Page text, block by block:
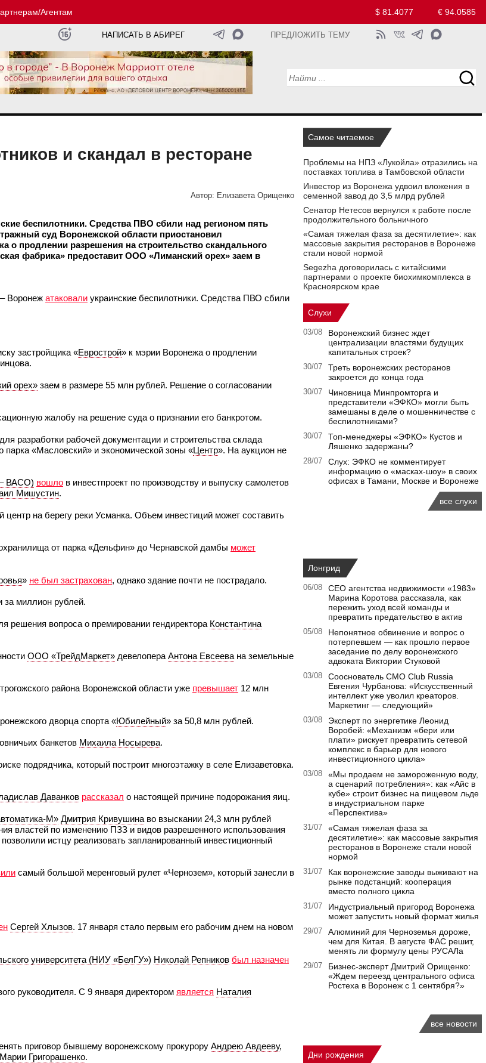
Агентам $ 81.4077 € 94.0585
НАПИСАТЬ В АБИРЕГ ПРЕДЛОЖИТЬ ТЕМУ
и скандал в ресторане
Автор: Елизавета Орищенко
беспилотники. Средства ПВО сбили над регионом пять
суд Воронежской области приостановил
о продлении разрешения на строительство скандального
фабрика» предоставит ООО «Лиманский орех» заем в
Воронеж атаковали украинские беспилотники. Средства ПВО сбили
застройщика «Еврострой» к мэрии Воронежа о продлении
орех» заем в размере 55 млн рублей. Решение о согласовании
жалобу на решение суда о признании его банкротом.
разработки рабочей документации и строительства склада
парка «Масловский» и экономической зоны «Центр». На аукцион не
ВАСО) вошло в инвестпроект по производству и выпуску самолетов
Мишустин.
центр на берегу реки Усманка. Объем инвестиций может составить
от парка «Дельфин» до Чернавской дамбы может
» не был застрахован, однако здание почти не пострадало.
за миллион рублей.
решения вопроса о премировании гендиректора Константина
ООО «ТрейдМаркет» девелопера Антона Евсеева на земельные
района Воронежской области уже превышает 12 млн
дворца спорта «Юбилейный» за 50,8 млн рублей.
банкетов Михаила Носырева.
подрядчика, который построит многоэтажку в селе Елизаветовка.
Даванков рассказал о настоящей причине подорожания яиц.
М» Дмитрия Кривушина во взыскании 24,3 млн рублей
властей по изменению ПЗЗ и видов разрешенного использования
истцу реализовать запланированный инвестиционный
самый большой меренговый рулет «Чернозем», который занесли в
Сергей Хлызов. 17 января стало первым его рабочим днем на новом
университета (НИУ «БелГУ») Николай Репников был назначен
руководителя. С 9 января директором является Наталия
приговор бывшему воронежскому прокурору Андрею Авдееву,
Марии Григорашенко.
Самое читаемое
Проблемы на НПЗ «Лукойла» отразились на
поставках топлива в Тамбовской области
Инвестор из Воронежа удвоил вложения в
семенной завод до 3,5 млрд рублей
Сенатор Нетесов вернулся к работе после
продолжительного больничного
«Самая тяжелая фаза за десятилетие»: как
массовые закрытия ресторанов в Воронеже
стали новой нормой
Segezha договорилась с китайскими
партнерами о проекте биохимкомплекса в
Красноярском крае
Слухи
03/08
Воронежский бизнес ждет
централизации властями будущих
капитальных строек?
30/07
Треть воронежских ресторанов
закроется до конца года
30/07
Чиновница Минпромторга и
представители «ЭФКО» могли быть
замешаны в деле о мошенничестве с
беспилотниками?
30/07
Топ-менеджеры «ЭФКО» Кустов и
Ляшенко задержаны?
28/07
Слух: ЭФКО не комментирует
информацию о «масках-шоу» в своих
офисах в Тамани, Москве и Воронеже
все слухи
Лонгрид
06/08
CEO агентства недвижимости «1983»
Марина Коротова рассказала, как
пережить уход всей команды и
превратить предательство в актив
05/08
Непонятное обвинение и вопрос о
потерпевшем — как прошло первое
заседание по делу воронежского
адвоката Виктории Стуковой
03/08
Сооснователь CMO Club Russia
Евгения Чурбанова: «Искусственный
интеллект уже уволил креаторов.
Маркетинг — следующий»
03/08
Эксперт по энергетике Леонид
Воробей: «Механизм «бери или
плати» рискует превратить сетевой
комплекс в барьер для нового
инвестиционного цикла»
03/08
«Мы продаем не замороженную воду,
а сценарий потребления»: как «Айс в
кубе» строит бизнес на пищевом льде
в индустриальном парке
«Перспектива»
31/07
«Самая тяжелая фаза за
десятилетие»: как массовые закрытия
ресторанов в Воронеже стали новой
нормой
31/07
Как воронежские заводы выживают на
рынке подстанций: кооперация
вместо полного цикла
31/07
Индустриальный пригород Воронежа
может запустить новый формат жилья
29/07
Алюминий для Черноземья дороже,
чем для Китая. В августе ФАС решит,
менять ли формулу цены РУСАЛа
29/07
Бизнес-эксперт Дмитрий Орищенко:
«Ждем переезд центрального офиса
Ростеха в Воронеж с 1 сентября?»
все новости
Дни рождения